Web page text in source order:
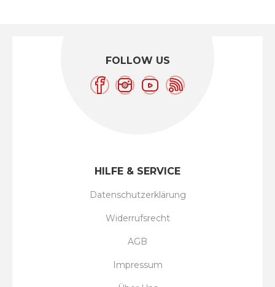
FOLLOW US
HILFE & SERVICE
Datenschutzerklärung
Widerrufsrecht
AGB
Impressum